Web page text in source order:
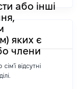
або інші
яких є
члени
відсутні